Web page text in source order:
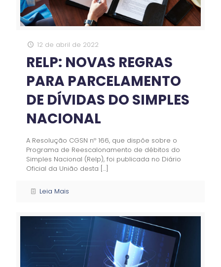
12 de abril de 2022
RELP: NOVAS REGRAS
PARA PARCELAMENTO
DE DÍVIDAS DO SIMPLES
NACIONAL
A Resolução CGSN nº 166, que dispõe sobre o
Programa de Reescalonamento de débitos do
Simples Nacional (Relp), foi publicada no Diário
Oficial da União desta […]
Leia Mais